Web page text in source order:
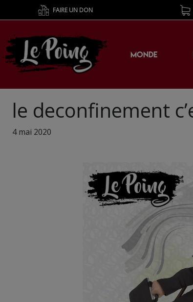
FAIRE UN DON
MONDE
le deconfinement
4 mai 2020